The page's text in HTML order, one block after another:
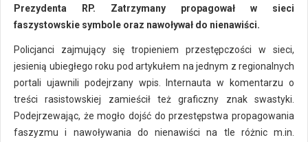
Prezydenta RP. Zatrzymany propagował w sieci
faszystowskie symbole oraz nawoływał do nienawiści.
Policjanci zajmujący się tropieniem przestępczości w sieci,
jesienią ubiegłego roku pod artykułem na jednym z regionalnych
portali ujawnili podejrzany wpis. Internauta w komentarzu o
treści rasistowskiej zamieścił też graficzny znak swastyki.
Podejrzewając, że mogło dojść do przestępstwa propagowania
faszyzmu i nawoływania do nienawiści na tle różnic m.in.